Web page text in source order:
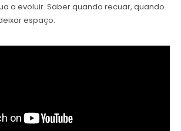
a evoluir. Saber quando recuar, quando
espaço.